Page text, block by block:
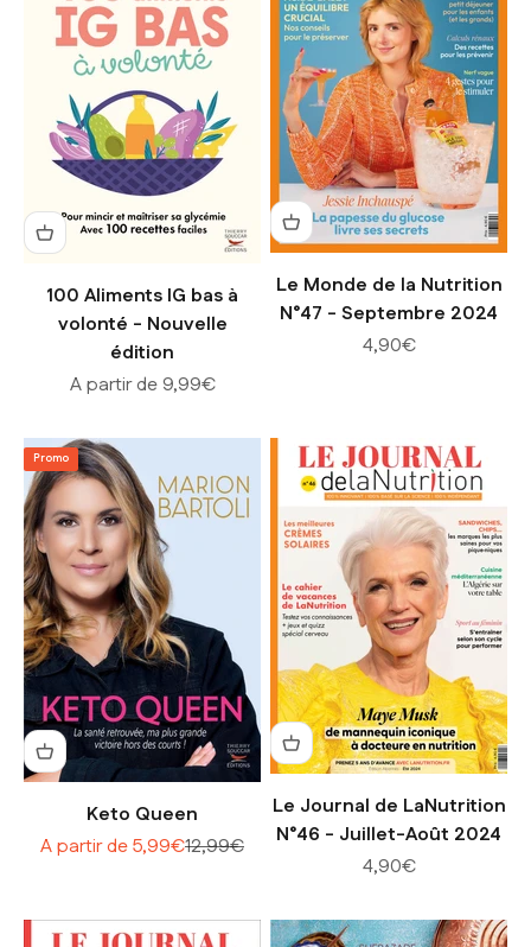
100 Aliments IG bas à
volonté - Nouvelle
édition
Prix de vente
A partir de 9,99€
Le Monde de la Nutrition
N°47 - Septembre 2024
Prix de vente
4,90€
Promo
Keto Queen
Prix de vente
A partir de 5,99€Prix normal
12,99€
Le Journal de LaNutrition
N°46 - Juillet-Août 2024
Prix de vente
4,90€